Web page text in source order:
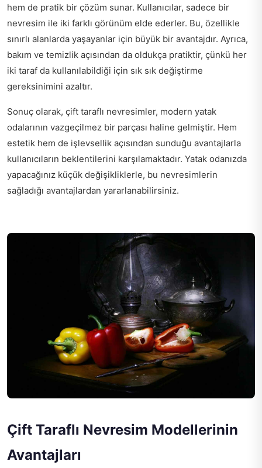
hem de pratik bir çözüm sunar. Kullanıcılar, sadece bir
nevresim ile iki farklı görünüm elde ederler. Bu, özellikle
sınırlı alanlarda yaşayanlar için büyük bir avantajdır. Ayrıca,
bakım ve temizlik açısından da oldukça pratiktir, çünkü her
iki taraf da kullanılabildiği için sık sık değiştirme
gereksinimini azaltır.
Sonuç olarak, çift taraflı nevresimler, modern yatak
odalarının vazgeçilmez bir parçası haline gelmiştir. Hem
estetik hem de işlevsellik açısından sunduğu avantajlarla
kullanıcıların beklentilerini karşılamaktadır. Yatak odanızda
yapacağınız küçük değişikliklerle, bu nevresimlerin
sağladığı avantajlardan yararlanabilirsiniz.
Çift Taraflı Nevresim Modellerinin
Avantajları